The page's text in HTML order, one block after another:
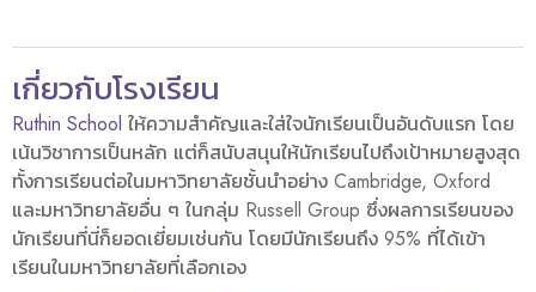
เกี่ยวกับโรงเรียน
Ruthin School ให้ความสำคัญและใส่ใจนักเรียนเป็นอันดับแรก โดย
เน้นวิชาการเป็นหลัก แต่ก็สนับสนุนให้นักเรียนไปถึงเป้าหมายสูงสุด
ทั้งการเรียนต่อในมหาวิทยาลัยชั้นนำอย่าง Cambridge, Oxford
และมหาวิทยาลัยอื่น ๆ ในกลุ่ม Russell Group ซึ่งผลการเรียนของ
นักเรียนที่นี่ก็ยอดเยี่ยมเช่นกัน โดยมีนักเรียนถึง 95% ที่ได้เข้า
เรียนในมหาวิทยาลัยที่เลือกเอง